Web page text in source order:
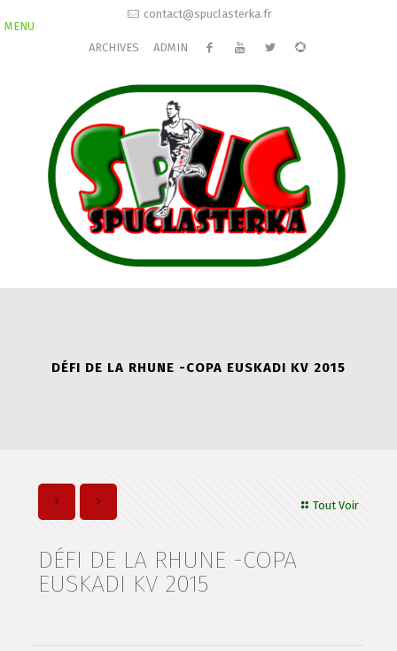
contact@spuclasterka.fr
ARCHIVES ADMIN
MENU
DÉFI DE LA RHUNE -COPA EUSKADI KV 2015
Tout Voir
DÉFI DE LA RHUNE -COPA
EUSKADI KV 2015